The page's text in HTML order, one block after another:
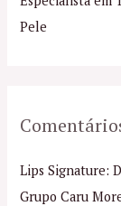
r
Pele
Lips Signature:
Grupo Caru